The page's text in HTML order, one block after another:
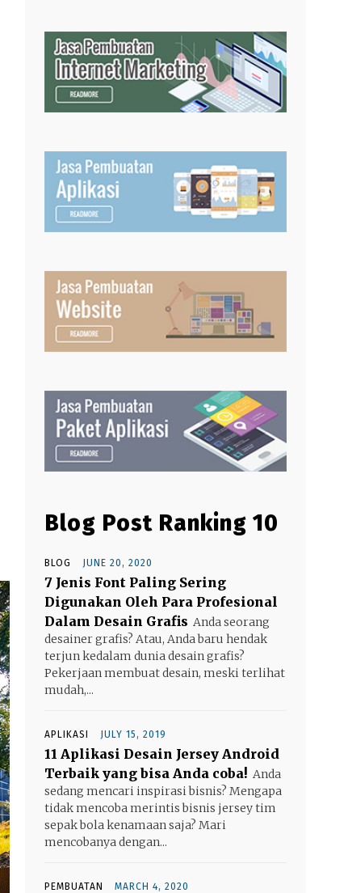
Blog Post Ranking 10
BLOG JUNE 20, 2020
7 Jenis Font Paling Sering
Digunakan Oleh Para Profesional
Dalam Desain Grafis Anda seorang
desainer grafis? Atau, Anda baru hendak
terjun kedalam dunia desain grafis?
Pekerjaan membuat desain, meski terlihat
mudah,...
APLIKASI JULY 15, 2019
11 Aplikasi Desain Jersey Android
Terbaik yang bisa Anda coba! Anda
sedang mencari inspirasi bisnis? Mengapa
tidak mencoba merintis bisnis jersey tim
sepak bola kenamaan saja? Mari
mencobanya dengan...
PEMBUATAN MARCH 4, 2020